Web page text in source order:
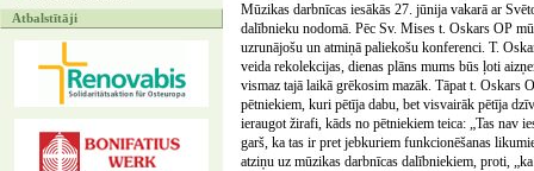
Atbalstītāji
Mūzikas darbnīcas iesākās 27. jūnija vakarā ar
dalībnieku nodomā. Pēc Sv. Mises t. Oskars OP
uzrunājošu un atmiņā paliekošu konferenci. T.
veida rekolekcijas, dienas plāns mums būs ļoti
vismaz tajā laikā grēkosim mazāk. Tāpat t. Oskars
pētniekiem, kuri pētīja dabu, bet visvairāk pētīja
ieraugot žirafi, kāds no pētniekiem teica: „Tas nav
garš, ka tas ir pret jebkuriem funkcionēšanas
atziņu uz mūzikas darbnīcas dalībniekiem, proti,